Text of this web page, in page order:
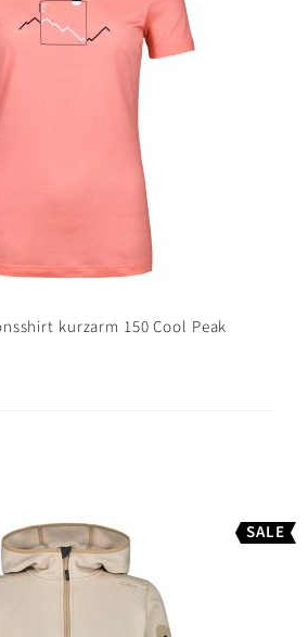
kurzarm 150 Cool Peak
SALE